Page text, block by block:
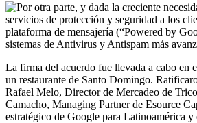
Por otra parte, y dada la creciente
servicios de protección y seguridad a los
plataforma de mensajería (“Powered by
sistemas de Antivirus y Antispam más
La firma del acuerdo fue llevada a cabo en
un restaurante de Santo Domingo.
Rafael Melo, Director de Mercadeo de
Camacho, Managing Partner de Esource
estratégico de Google para Latinoamérica y